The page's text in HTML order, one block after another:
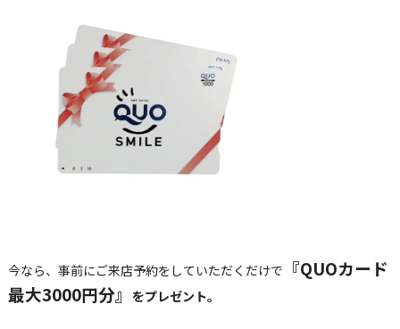
今なら、事前にご来店予約をしていただくだけで 『QUOカード
最大3000円分』 をプレゼント。